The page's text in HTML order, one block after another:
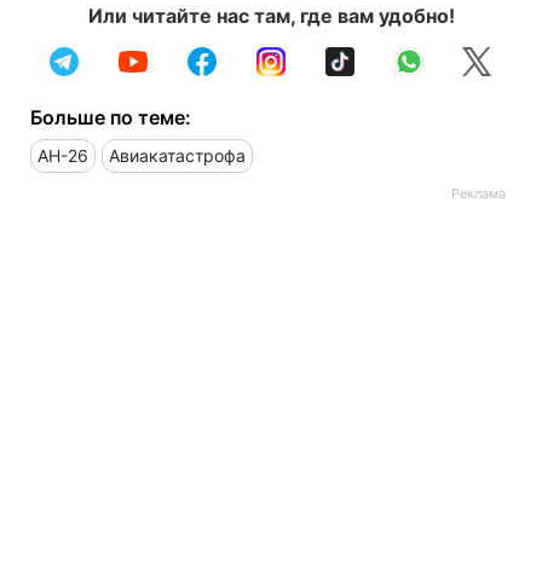
Или читайте нас там, где вам удобно!
Больше по теме:
АН-26 Авиакатастрофа